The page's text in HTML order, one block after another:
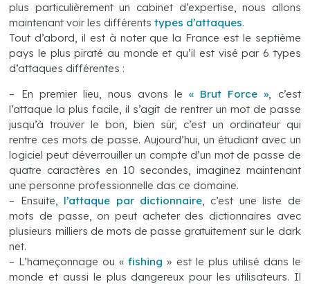
plus particulièrement un cabinet d’expertise, nous allons
maintenant voir les différents types d’attaques.
Tout d’abord, il est à noter que la France est le septième
pays le plus piraté au monde et qu’il est visé par 6 types
d’attaques différentes :
– En premier lieu, nous avons le« Brut Force » , c’est
l’attaque la plus facile, il s’agit de rentrer un mot de passe
jusqu’à trouver le bon, bien sûr, c’est un ordinateur qui
rentre ces mots de passe. Aujourd’hui, un étudiant avec un
logiciel peut déverrouiller un compte d’un mot de passe de
quatre caractères en 10 secondes, imaginez maintenant
une personne professionnelle das ce domaine.
– Ensuite, l’attaque par dictionnaire , c’est une liste de
mots de passe, on peut acheter des dictionnaires avec
plusieurs milliers de mots de passe gratuitement sur le dark
net.
– L’hameçonnage ou «fishing » est le plus utilisé dans le
monde et aussi le plus dangereux pour les utilisateurs. Il